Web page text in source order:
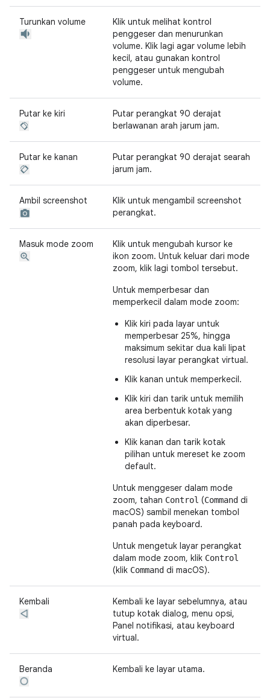
Turunkan volume
Klik untuk melihat kontrol
penggeser dan menurunkan
volume. Klik lagi agar volume lebih
kecil, atau gunakan kontrol
penggeser untuk mengubah
volume.
Putar ke kiri
Putar perangkat 90 derajat
berlawanan arah jarum jam.
Putar ke kanan
Putar perangkat 90 derajat searah
jarum jam.
Ambil screenshot
Klik untuk mengambil screenshot
perangkat.
Masuk mode zoom
Klik untuk mengubah kursor ke
ikon zoom. Untuk keluar dari mode
zoom, klik lagi tombol tersebut.
Untuk memperbesar dan
memperkecil dalam mode zoom:
Klik kiri pada layar untuk
memperbesar 25%, hingga
maksimum sekitar dua kali lipat
resolusi layar perangkat virtual.
Klik kanan untuk memperkecil.
Klik kiri dan tarik untuk memilih
area berbentuk kotak yang
akan diperbesar.
Klik kanan dan tarik kotak
pilihan untuk mereset ke zoom
default.
Untuk menggeser dalam mode
zoom, tahan Control (Command di
macOS) sambil menekan tombol
panah pada keyboard.
Untuk mengetuk layar perangkat
dalam mode zoom, klik Control
(klik Command di macOS).
Kembali
Kembali ke layar sebelumnya, atau
tutup kotak dialog, menu opsi,
Panel notifikasi, atau keyboard
virtual.
Beranda Kembali ke layar utama.